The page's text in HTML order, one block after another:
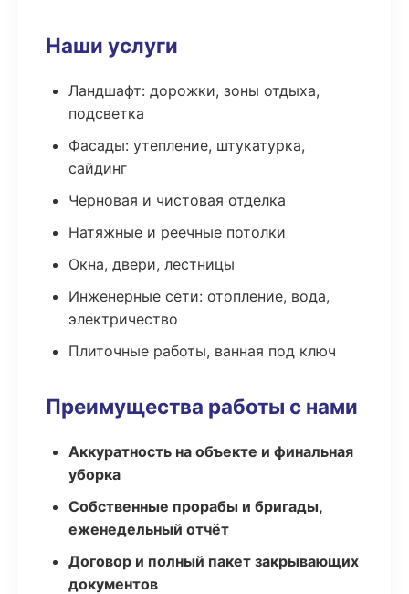
Наши услуги
Ландшафт: дорожки, зоны отдыха,
подсветка
Фасады: утепление, штукатурка,
сайдинг
Черновая и чистовая отделка
Натяжные и реечные потолки
Окна, двери, лестницы
Инженерные сети: отопление, вода,
электричество
Плиточные работы, ванная под ключ
Преимущества работы с нами
Аккуратность на объекте и финальная
уборка
Собственные прорабы и бригады,
еженедельный отчёт
Договор и полный пакет закрывающих
документов